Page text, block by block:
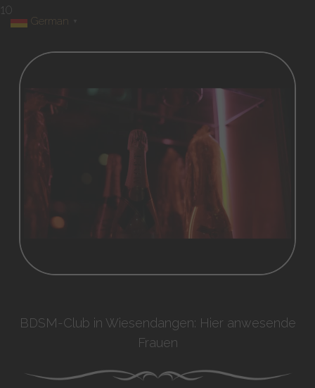
10
BDSM-Club in Wiesendangen: Hier anwesende
Frauen
German